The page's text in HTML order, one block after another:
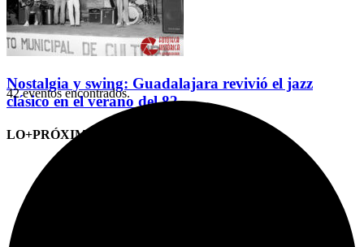
Nostalgia y swing: Guadalajara revivió el jazz
clásico en el verano del 82
LO+PRÓXIMO (CITAS)
42 eventos encontrados.